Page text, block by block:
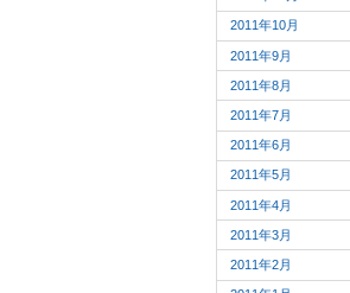
2011年10月
2011年9月
2011年8月
2011年7月
2011年6月
2011年5月
2011年4月
2011年3月
2011年2月